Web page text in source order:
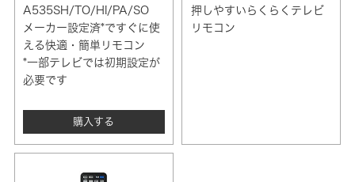
A535SH/TO/HI/PA/SO
メーカー設定済*ですぐに使
える快適・簡単リモコン
*一部テレビでは初期設定が
必要です
購入する
押しやすいらくらくテレビ
リモコン